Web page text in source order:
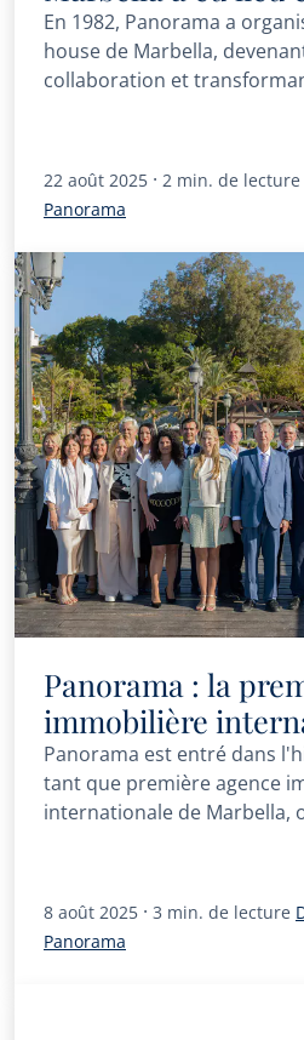
organisée par
En 1982, Panorama a
house de Marbella,
collaboration et
immobilier sur la Costa del
22 août 2025 · 2 min. de lecture
Panorama
Panorama : la
immobilière
Marbella
Panorama est entré dans
tant que première agence
internationale de Marbella,
nouvelle ère de
del Sol. C'est là que notre
8 août 2025 · 3 min. de lecture
Panorama